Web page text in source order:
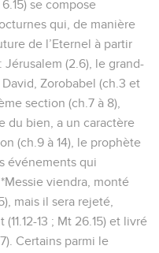
se compose
qui, de manière
de l’Eternel à partir
(2.6), le grand-
Zorobabel (ch.3 et
section (ch.7 à 8),
du bien, a un caractère
(ch.9 à 14), le prophète
événements qui
viendra, monté
mais il sera rejeté,
13 ; Mt 26.15) et livré
Certains parmi le